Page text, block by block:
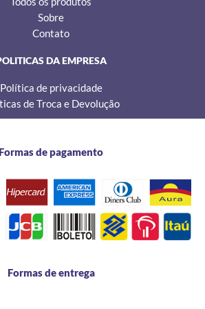
Sobre
Contato
DA EMPRESA
Política de privacidade
de Troca e Devolução
Formas de pagamento
Formas de entrega